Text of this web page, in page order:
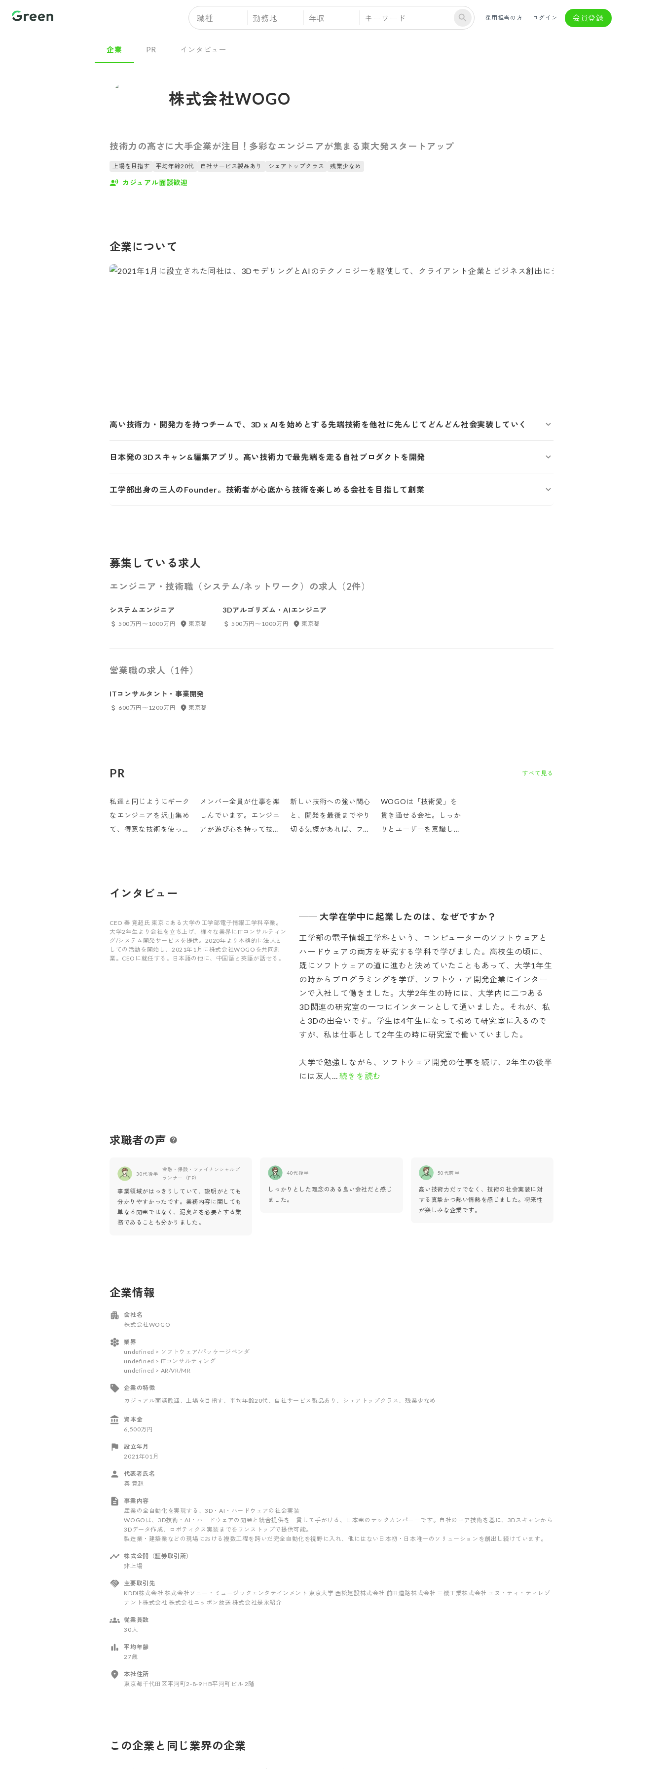
職種 勤務地 年収 採用担当の方 ログイン 会員登録
企業 PR インタビュー
株式会社WOGO
技術力の高さに大手企業が注目！多彩なエンジニアが集まる東大発スタートアップ
上場を目指す 平均年齢20代 自社サービス製品あり シェアトップクラス 残業少なめ
カジュアル面談歓迎
企業について
高い技術力・開発力を持つチームで、3D x AIを始めとする先端技術を他社に先んじてどんどん社会実装していく
日本発の3Dスキャン&編集アプリ。高い技術力で最先端を走る自社プロダクトを開発
工学部出身の三人のFounder。技術者が心底から技術を楽しめる会社を目指して創業
募集している求人
エンジニア・技術職（システム/ネットワーク）の求人（2件）
システムエンジニア
500万円〜1000万円 東京都
3Dアルゴリズム・AIエンジニア
500万円〜1000万円 東京都
営業職の求人（1件）
ITコンサルタント・事業開発
600万円〜1200万円 東京都
PR すべて見る
私達と同じようにギーク
なエンジニアを沢山集め
て、得意な技術を使って
メンバー全員が仕事を楽
しんでいます。エンジニ
アが遊び心を持って技術
新しい技術への強い関心
と、開発を最後までやり
切る気概があれば、フル
WOGOは「技術愛」を
貫き通せる会社。しっか
りとユーザーを意識して
インタビュー
CEO 秦 竟超氏 東京にある大学の工学部電子情報工学科卒業。
大学2年生より会社を立ち上げ、様々な業界にITコンサルティン
グ/システム開発サービスを提供。2020年より本格的に法人と
しての活動を開始し、2021年1月に株式会社WOGOを共同創
業。CEOに就任する。日本語の他に、中国語と英語が話せる。
── 大学在学中に起業したのは、なぜですか？
工学部の電子情報工学科という、コンピューターのソフトウェアと
ハードウェアの両方を研究する学科で学びました。高校生の頃に、
既にソフトウェアの道に進むと決めていたこともあって、大学1年生
の時からプログラミングを学び、ソフトウェア開発企業にインター
ンで入社して働きました。大学2年生の時には、大学内に二つある
3D関連の研究室の一つにインターンとして通いました。それが、私
と3Dの出会いです。学生は4年生になって初めて研究室に入るので
すが、私は仕事として2年生の時に研究室で働いていました。
大学で勉強しながら、ソフトウェア開発の仕事を続け、2年生の後半
には友人... 続きを読む
求職者の声
30代後半
金融・保険・ファイナンシャルプ
ランナー（FP）
事業領域がはっきりしていて、説明がとても
分かりやすかったです。業務内容に関しても
単なる開発ではなく、泥臭さを必要とする業
務であることも分かりました。
40代後半
しっかりとした理念のある良い会社だと感じ
ました。
50代前半
高い技術力だけでなく、技術の社会実装に対
する真摯かつ熱い情熱を感じました。将来性
が楽しみな企業です。
企業情報
会社名
株式会社WOGO
業界
undefined > ソフトウェア/パッケージベンダ
undefined > ITコンサルティング
undefined > AR/VR/MR
企業の特徴
カジュアル面談歓迎、上場を目指す、平均年齢20代、自社サービス製品あり 、シェアトップクラス 、残業少なめ
資本金
6,500万円
設立年月
2021年01月
代表者氏名
秦 竟超
事業内容
産業の全自動化を実現する、3D・AI・ハードウェアの社会実装
WOGOは、3D技術・AI・ハードウェアの開発と統合提供を一貫して手がける、日本発のテックカンパニーです。自社のコア技術を基に、3Dスキャンから
3Dデータ作成、ロボティクス実装までをワンストップで提供可能。
製造業・建築業などの現場における複数工程を跨いだ完全自動化を視野に入れ、他にはない日本初・日本唯一のソリューションを創出し続けています。
株式公開（証券取引所）
非上場
主要取引先
KDDI株式会社 株式会社ソニー・ミュージックエンタテインメント 東京大学 西松建設株式会社 前田道路株式会社 三機工業株式会社 エヌ・ティ・ティレゾ
ナント株式会社 株式会社ニッポン放送 株式会社是永紹介
従業員数
30人
平均年齢
27歳
本社住所
東京都千代田区平河町2-8-9 HB平河町ビル 2階
この企業と同じ業界の企業